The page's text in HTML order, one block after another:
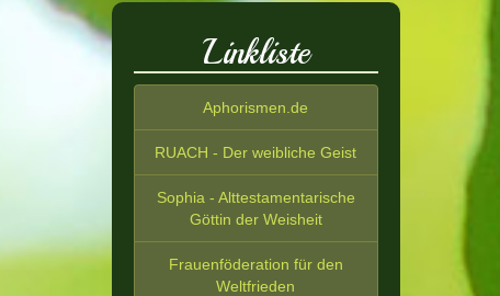
Linkliste
Aphorismen.de
RUACH - Der weibliche Geist
Sophia - Alttestamentarische
Göttin der Weisheit
Frauenföderation für den
Weltfrieden